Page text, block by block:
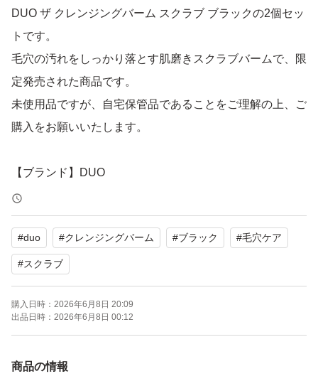
DUO ザ クレンジングバーム スクラブ ブラックの2個セッ
トです。
毛穴の汚れをしっかり落とす肌磨きスクラブバームで、限
定発売された商品です。
未使用品ですが、自宅保管品であることをご理解の上、ご
購入をお願いいたします。
【ブランド】DUO
【商品名】ザ クレンジングバーム スクラブ ブラック
【状態】未使用
【内容量】66g×2個
毛穴の黒ずみや汚れが気になる方におすすめです。
従来のブラックリペアより、ねっとり感が少なくて、スク
#duo #クレンジングバーム #ブラック #毛穴ケア
#スクラブ
購入日時： 2026年6月8日 20:09
出品日時： 2026年6月8日 00:12
商品の情報